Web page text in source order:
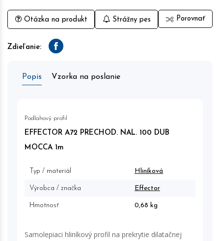
Otázka na produkt Strážny pes Porovnať
Zdieľanie: Facebook
Popis Vzorka na poslanie
Podlahový profil
EFFECTOR A72 PRECHOD. NAL. 100 DUB
MOCCA 1m
Typ / materiál Hliníková
Výrobca / značka Effector
Hmotnosť 0,68 kg
Samolepiaci hliníkový profil na prekrytie dilatačnej